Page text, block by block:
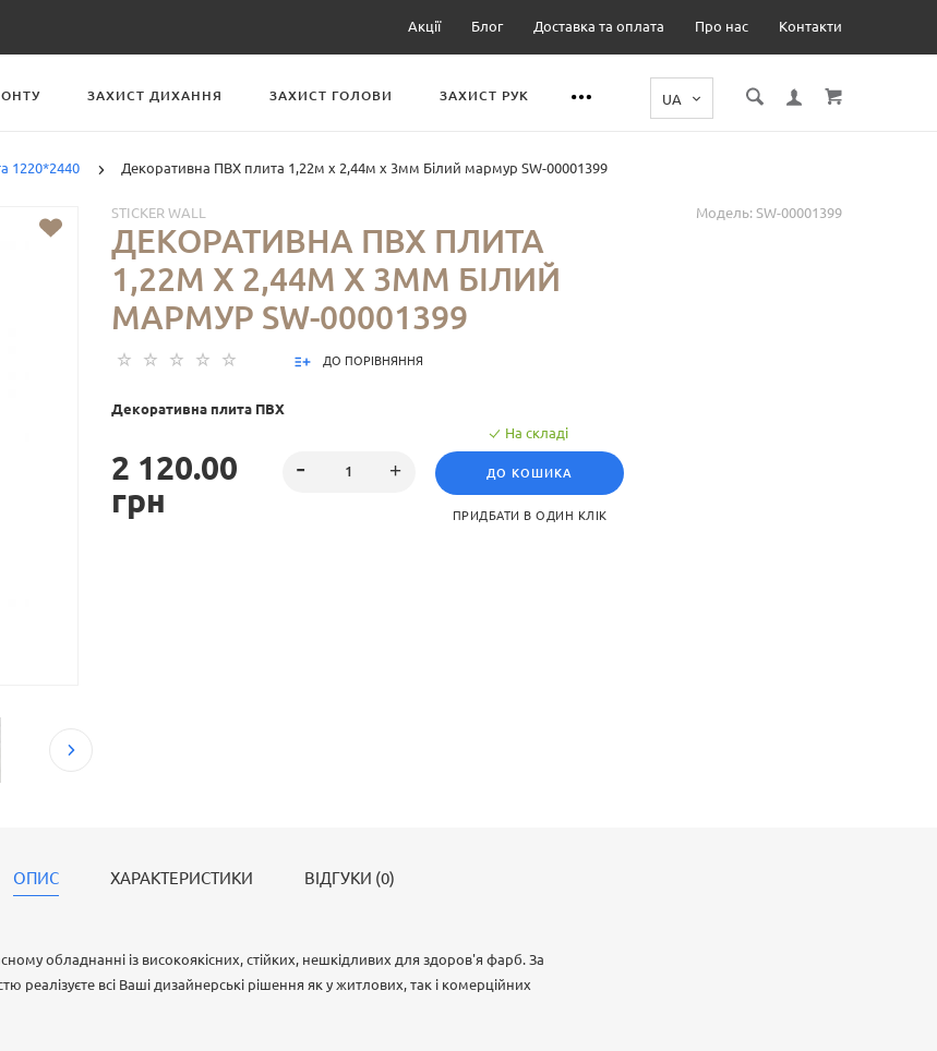
Акції Блог Доставка та оплата Про нас Контакти
ЗАХИСТ ДИХАННЯ ЗАХИСТ ГОЛОВИ ЗАХИСТ РУК
1220*2440 Декоративна ПВХ плита 1,22м х 2,44м х 3мм Білий мармур SW-00001399
Модель: SW-00001399
STICKER WALL
ДЕКОРАТИВНА ПВХ ПЛИТА
1,22М Х 2,44М Х 3ММ БІЛИЙ
МАРМУР SW-00001399
ДО ПОРІВНЯННЯ
Декоративна плита ПВХ
2 120.00
грн
На складі
ДО КОШИКА
ПРИДБАТИ В ОДИН КЛІК
ОПИС ХАРАКТЕРИСТИКИ ВІДГУКИ (0)
обладнанні із високоякісних, стійких, нешкідливих для здоров'я фарб. За
реалізуєте всі Ваші дизайнерські рішення як у житлових, так і комерційних